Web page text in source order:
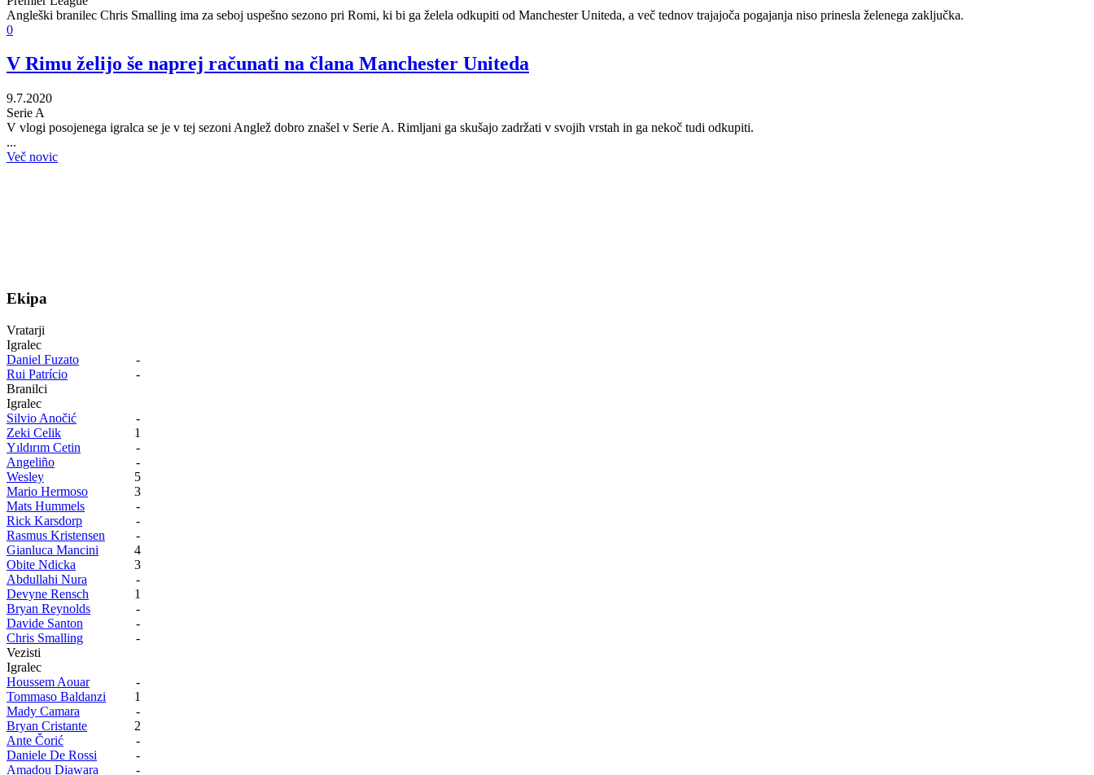
Angleški branilec Chris Smalling ima za seboj uspešno sezono pri Romi, ki bi ga želela odkupiti od Manchester Uniteda, a več tednov trajajoča pogajanja niso prinesla želenega zaključka.
0
V Rimu želijo še naprej računati na člana Manchester Uniteda
9.7.2020
Serie A
V vlogi posojenega igralca se je v tej sezoni Anglež dobro znašel v Serie A. Rimljani ga skušajo zadržati v svojih vrstah in ga nekoč tudi odkupiti.
...
Več novic
Ekipa
Vratarji
Igralec
Daniel Fuzato
-
Rui Patrício
-
Branilci
Igralec
Silvio Anočić
-
Zeki Celik
1
Yıldırım Cetin
-
Angeliño
-
Wesley
5
Mario Hermoso
3
Mats Hummels
-
Rick Karsdorp
-
Rasmus Kristensen
-
Gianluca Mancini
4
Obite Ndicka
3
Abdullahi Nura
-
Devyne Rensch
1
Bryan Reynolds
-
Davide Santon
-
Chris Smalling
-
Vezisti
Igralec
Houssem Aouar
-
Tommaso Baldanzi
1
Mady Camara
-
Bryan Cristante
2
Ante Čorić
-
Daniele De Rossi
-
Amadou Diawara
-